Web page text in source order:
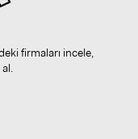
firmaları incele,